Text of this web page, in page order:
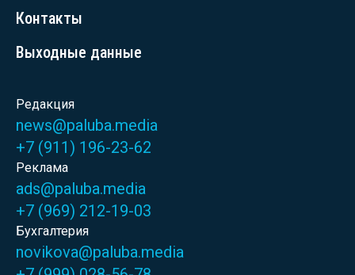
Контакты
Выходные данные
Редакция
news@paluba.media
+7 (911) 196-23-62
Реклама
ads@paluba.media
+7 (969) 212-19-03
Бухгалтерия
novikova@paluba.media